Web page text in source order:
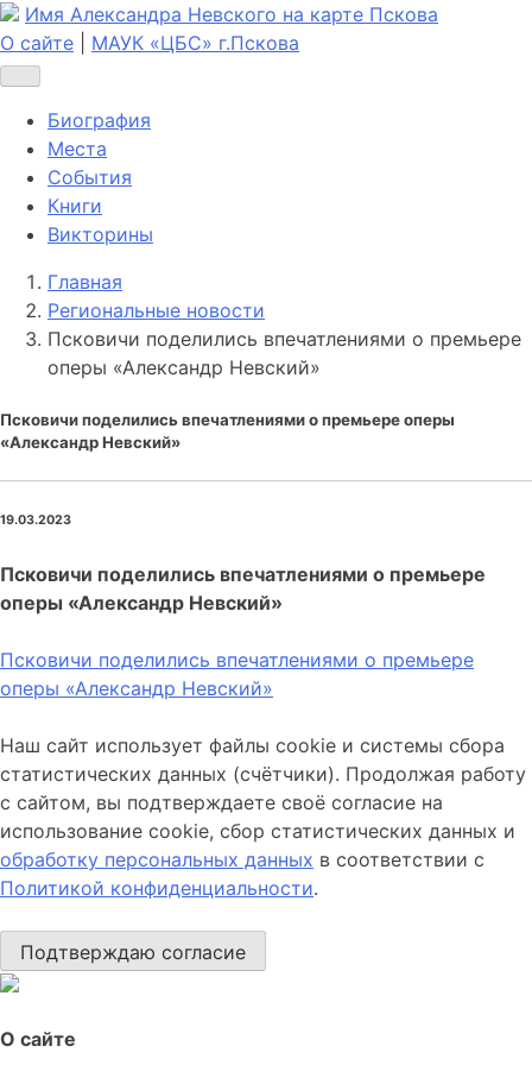
Имя Александра Невского на карте Пскова
О сайте
МАУК «ЦБС» г.Пскова
Биография
Места
События
Книги
Викторины
Главная
Региональные новости
Псковичи поделились впечатлениями о премьере
оперы «Александр Невский»
Псковичи поделились впечатлениями о премьере оперы
«Александр Невский»
19.03.2023
Псковичи поделились впечатлениями о премьере
оперы «Александр Невский»
Псковичи поделились впечатлениями о премьере
оперы «Александр Невский»
Наш сайт использует файлы cookie и системы сбора
статистических данных (счётчики). Продолжая работу
с сайтом, вы подтверждаете своё согласие на
использование cookie, сбор статистических данных и
обработку персональных данных в соответствии с
Политикой конфиденциальности.
Подтверждаю согласие
О сайте